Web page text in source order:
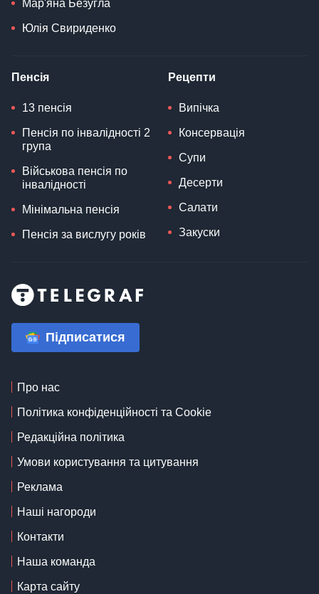
Мар'яна Безугла
Юлія Свириденко
Пенсія
13 пенсія
Пенсія по інвалідності 2
група
Військова пенсія по
інвалідності
Мінімальна пенсія
Пенсія за вислугу років
Рецепти
Випічка
Консервація
Супи
Десерти
Салати
Закуски
Підписатися
Про нас
Політика конфіденційності та Cookie
Редакційна політика
Умови користування та цитування
Реклама
Наші нагороди
Контакти
Наша команда
Карта сайту